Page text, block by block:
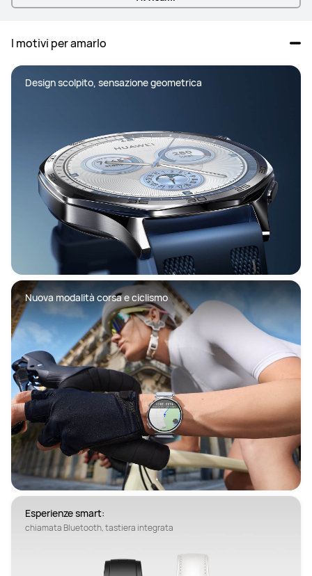
I motivi per amarlo
Design scolpito, sensazione geometrica
Nuova modalità corsa e ciclismo
chiamata Bluetooth, tastiera integrata